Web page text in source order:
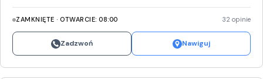
ZAMKNIĘTE · OTWARCIE: 08:00 32 opinie
Zadzwoń Nawiguj